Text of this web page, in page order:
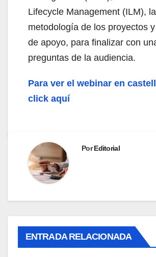
Lifecycle Management (ILM), la
metodología de los proyectos
de apoyo, para finalizar con
preguntas de la audiencia.
Para ver el webinar en
click aquí
PorEditorial
ENTRADA RELACIONADA